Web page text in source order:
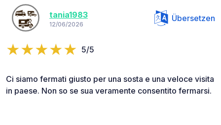
tania1983
12/06/2026
Übersetzen
5/5
Ci siamo fermati giusto per una sosta e una veloce visita
in paese. Non so se sua veramente consentito fermarsi.